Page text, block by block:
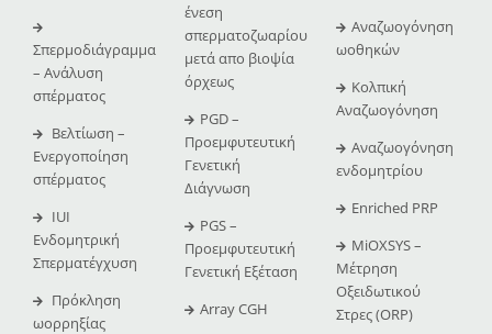
Σπερμοδιάγραμμα
– Ανάλυση
σπέρματος
Βελτίωση –
Ενεργοποίηση
σπέρματος
IUI
Ενδομητρική
Σπερματέγχυση
Πρόκληση
ωορρηξίας
ένεση
σπερματοζωαρίου
μετά απο βιοψία
όρχεως
PGD –
Προεμφυτευτική
Γενετική
Διάγνωση
PGS –
Προεμφυτευτική
Γενετική Εξέταση
Array CGH
Αναζωογόνηση
ωοθηκών
Κολπική
Αναζωογόνηση
Αναζωογόνηση
ενδομητρίου
Enriched PRP
MiOXSYS –
Μέτρηση
Οξειδωτικού
Στρες (ORP)